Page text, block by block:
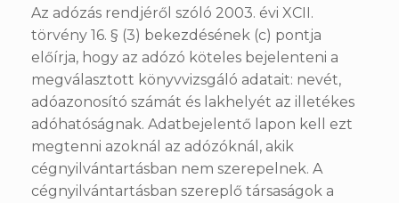
Az adózás rendjéről szóló 2003. évi XCII.
törvény 16. § (3) bekezdésének (c) pontja
előírja, hogy az adózó köteles bejelenteni a
megválasztott könyvvizsgáló adatait: nevét,
adóazonosító számát és lakhelyét az illetékes
adóhatóságnak. Adatbejelentő lapon kell ezt
megtenni azoknál az adózóknál, akik
cégnyilvántartásban nem szerepelnek. A
cégnyilvántartásban szereplő társaságok a